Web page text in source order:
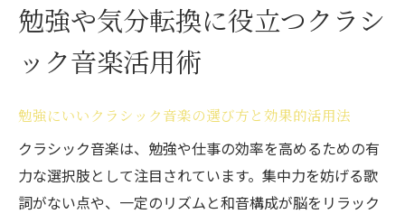
勉強や気分転換に役立つクラシ
ック音楽活用術
勉強にいいクラシック音楽の選び方と効果的活用法
クラシック音楽は、勉強や仕事の効率を高めるための有
力な選択肢として注目されています。集中力を妨げる歌
詞がない点や、一定のリズムと和音構成が脳をリラック